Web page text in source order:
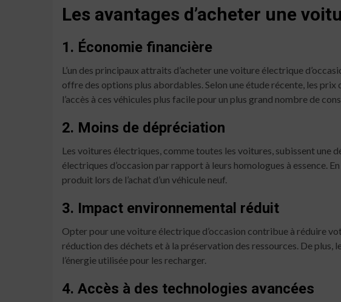
Les avantages d’acheter une
1. Économie financière
L’un des principaux attraits d’acheter une voiture électrique
offre des options plus abordables. Selon une étude récente, les
l’accès à ces véhicules plus facile pour un plus grand nombre de
2. Moins de dépréciation
Les voitures électriques, comme toutes les voitures, subissent
électriques d’occasion par rapport à leurs homologues à essence.
produit lors de l’achat d’un véhicule neuf.
3. Impact environnemental réduit
Opter pour une voiture électrique d’occasion contribue à réduire
réduction des déchets et à la préservation des ressources. De
l’énergie utilisée pour les recharger.
4. Accès à des technologies avancées